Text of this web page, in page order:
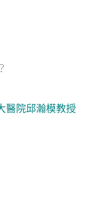
醫院邱瀚模教授